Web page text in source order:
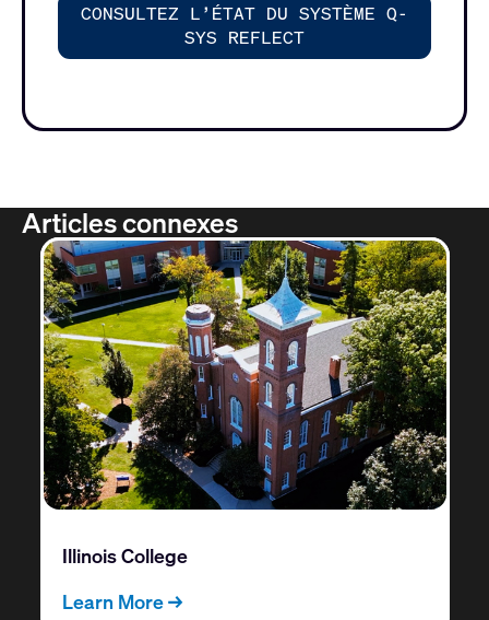
CONSULTEZ L’ÉTAT DU SYSTÈME Q-
SYS REFLECT
Articles connexes
Illinois College
Learn More →